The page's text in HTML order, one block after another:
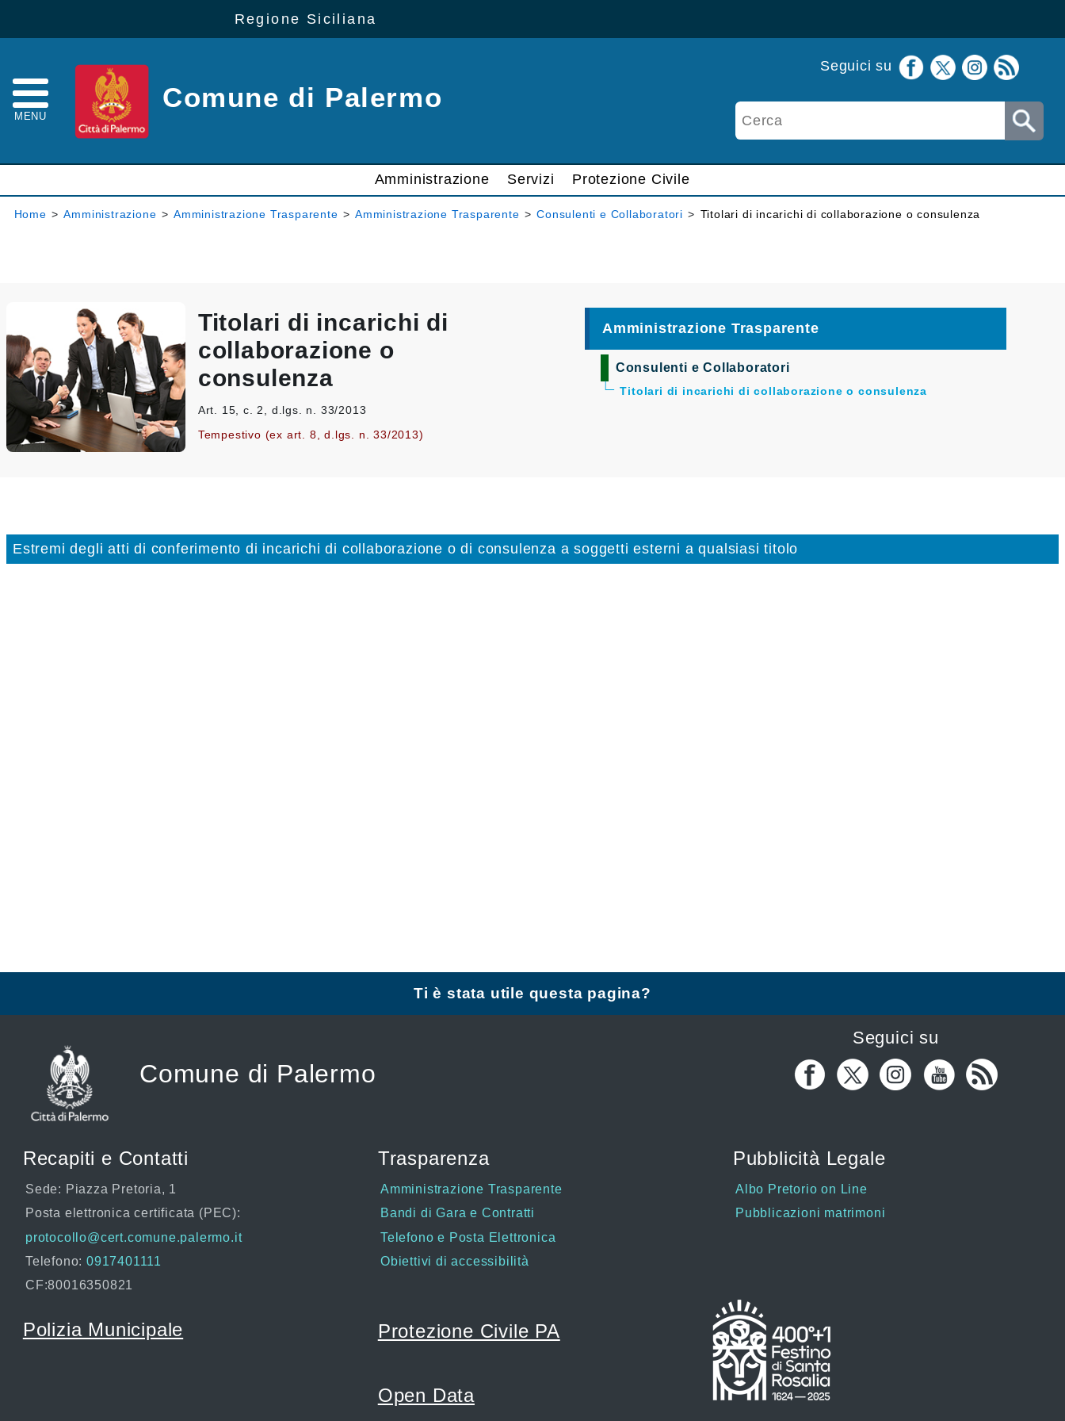
Regione Siciliana
MENU
Comune di Palermo
Seguici su
Amministrazione Servizi Protezione Civile
Home > Amministrazione > Amministrazione Trasparente > Amministrazione Trasparente > Consulenti e Collaboratori > Titolari di incarichi di collaborazione o consulenza
Titolari di incarichi di
collaborazione o
consulenza
Art. 15, c. 2, d.lgs. n. 33/2013
Tempestivo (ex art. 8, d.lgs. n. 33/2013)
Amministrazione Trasparente
Consulenti e Collaboratori
Titolari di incarichi di collaborazione o consulenza
Estremi degli atti di conferimento di incarichi di collaborazione o di consulenza a soggetti esterni a qualsiasi titolo
Ti è stata utile questa pagina?
Comune di Palermo
Recapiti e Contatti
Sede: Piazza Pretoria, 1
Posta elettronica certificata (PEC):
protocollo@cert.comune.palermo.it
Telefono: 0917401111
CF:80016350821
Polizia Municipale
Trasparenza
Amministrazione Trasparente
Bandi di Gara e Contratti
Telefono e Posta Elettronica
Obiettivi di accessibilità
Protezione Civile PA
Open Data
Pubblicità Legale
Albo Pretorio on Line
Pubblicazioni matrimoni
Seguici su